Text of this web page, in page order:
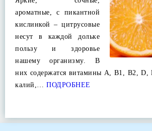
ароматные, с пикантной
кислинкой – цитрусовые
несут в каждой дольке
пользу и здоровье
нашему организму. В
них содержатся витамины А, В1, В2, D,
калий,… ПОДРОБНЕЕ